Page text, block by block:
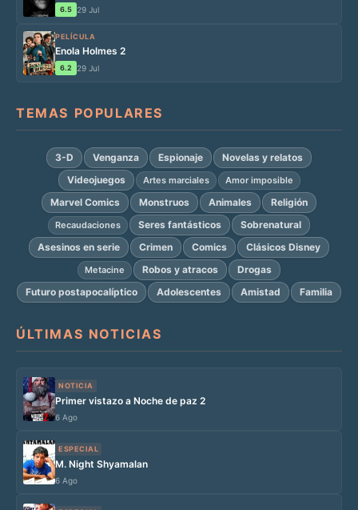
6.5 29 Jul
PELÍCULA
Enola Holmes 2
6.2 29 Jul
TEMAS POPULARES
3-D Venganza Espionaje
Novelas y relatos
Videojuegos
Artes marciales Amor imposible
Marvel Comics Monstruos Animales Religión
Recaudaciones Seres fantásticos
Sobrenatural
Asesinos en serie
Crimen Comics Clásicos Disney
Metacine Robos y atracos
Drogas
Futuro postapocalíptico
Adolescentes Amistad Familia
ÚLTIMAS NOTICIAS
NOTICIA
Primer vistazo a Noche de paz 2
6 Ago
ESPECIAL
M. Night Shyamalan
6 Ago